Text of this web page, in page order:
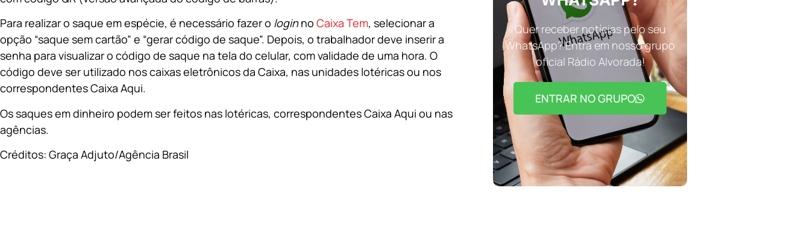
Para realizar o saque em espécie, é necessário fazer o loginno Caixa Tem, selecionar a
opção “saque sem cartão” e “gerar código de saque”. Depois, o trabalhador deve inserir a
senha para visualizar o código de saque na tela do celular, com validade de uma hora. O
código deve ser utilizado nos caixas eletrônicos da Caixa, nas unidades lotéricas ou nos
correspondentes Caixa Aqui.
Os saques em dinheiro podem ser feitos nas lotéricas, correspondentes Caixa Aqui ou nas
agências.
Créditos: Graça Adjuto/Agência Brasil
Quer receber notícias pelo seu
WhatsApp? Entra em nosso grupo
oficial Rádio Alvorada!
ENTRAR NO GRUPO